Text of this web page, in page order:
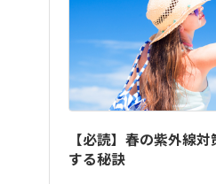
【必読】春の紫外線
する秘訣